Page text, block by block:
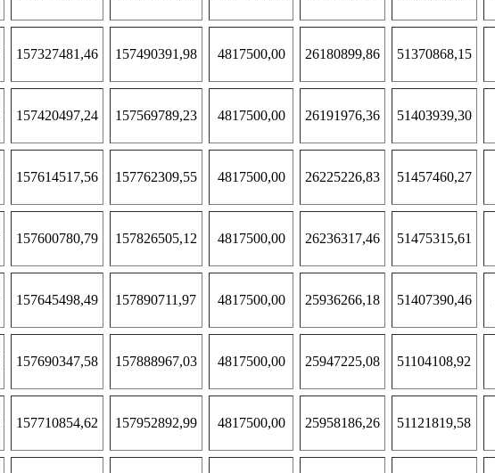
157327481,46 157490391,98 4817500,00 26180899,86 51370868,15
157420497,24 157569789,23 4817500,00 26191976,36 51403939,30
157614517,56 157762309,55 4817500,00 26225226,83 51457460,27
157600780,79 157826505,12 4817500,00 26236317,46 51475315,61
157645498,49 157890711,97 4817500,00 25936266,18 51407390,46
157690347,58 157888967,03 4817500,00 25947225,08 51104108,92
157710854,62 157952892,99 4817500,00 25958186,26 51121819,58